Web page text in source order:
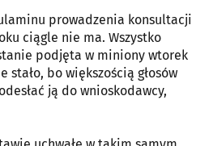
prowadzenia konsultacji
ciągle nie ma. Wszystko
podjęta w miniony wtorek
stało, bo większością głosów
ją do wnioskodawcy,